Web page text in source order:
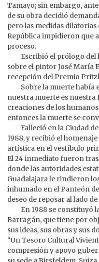
Tamayo; sin embargo,
de su obra decidió
pero las medidas
República impidieron que
proceso.
Escribió el prólogo del
sobre el pintor José María
recepción del Premio
Sobre la muerte había
nuestra muerte es nuestra
creaciones de los
entonces la muerte se
Falleció en la Ciudad
1988, y recibió el
artística en el vestíbulo
El 24 inmediato fueron
donde las autoridades
Guadalajara le rindieron
inhumado en el Panteón
deseo de reposar al lado
En 1988 se constituyó
Barragán, que tiene por
sus ideas, sus obras y sus
“Un Tesoro Cultural
compresión y apoyo